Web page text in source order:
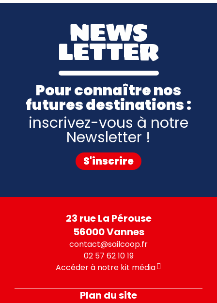
NEWS
LETTER
Pour connaître nos
futures destinations :
inscrivez-vous à notre
Newsletter !
S'inscrire
23 rue La Pérouse
56000 Vannes
contact@sailcoop.fr
02 57 62 10 19
Accéder à notre kit média
Plan du site